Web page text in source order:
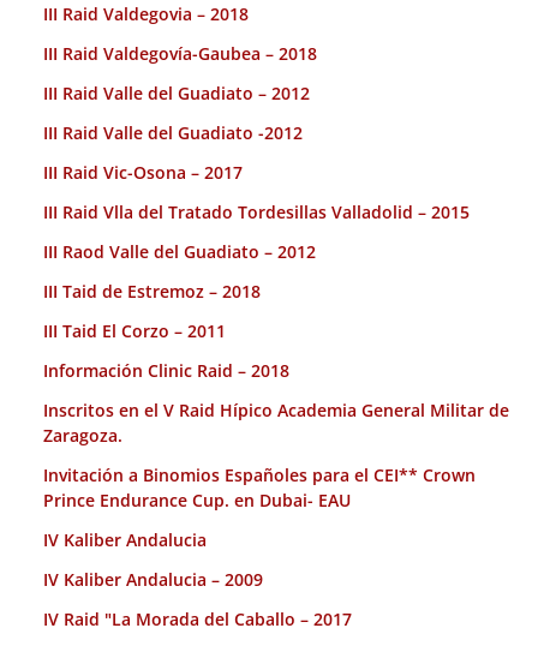
III Raid Valdegovia – 2018
III Raid Valdegovía-Gaubea – 2018
III Raid Valle del Guadiato – 2012
III Raid Valle del Guadiato -2012
III Raid Vic-Osona – 2017
III Raid Vlla del Tratado Tordesillas Valladolid – 2015
III Raod Valle del Guadiato – 2012
III Taid de Estremoz – 2018
III Taid El Corzo – 2011
Información Clinic Raid – 2018
Inscritos en el V Raid Hípico Academia General Militar de
Zaragoza.
Invitación a Binomios Españoles para el CEI** Crown
Prince Endurance Cup. en Dubai- EAU
IV Kaliber Andalucia
IV Kaliber Andalucia – 2009
IV Raid "La Morada del Caballo – 2017